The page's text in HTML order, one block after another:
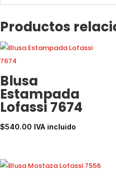
Productos
Blusa
Estampada
Lofassi 7674
$540.00 IVA incluido